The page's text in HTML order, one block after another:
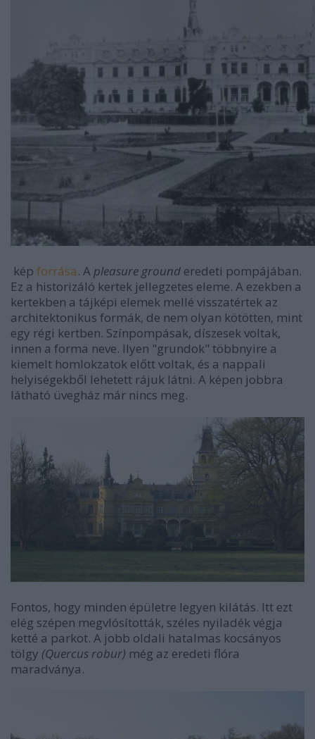
kép forrása. A pleasure ground eredeti pompájában.
Ez a historizáló kertek jellegzetes eleme. A ezekben a
kertekben a tájképi elemek mellé visszatértek az
architektonikus formák, de nem olyan kötötten, mint
egy régi kertben. Színpompásak, díszesek voltak,
innen a forma neve. Ilyen "grundok" többnyire a
kiemelt homlokzatok előtt voltak, és a nappali
helyiségekből lehetett rájuk látni. A képen jobbra
látható üvegház már nincs meg.
Fontos, hogy minden épületre legyen kilátás. Itt ezt
elég szépen megvlósították, széles nyiladék végja
ketté a parkot. A jobb oldali hatalmas kocsányos
tölgy (Quercus robur) még az eredeti flóra
maradványa.